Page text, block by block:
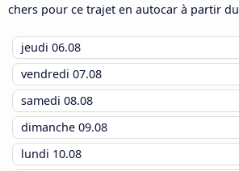
chers pour ce trajet en autocar à partir du
jeudi 06.08
vendredi 07.08
samedi 08.08
dimanche 09.08
lundi 10.08